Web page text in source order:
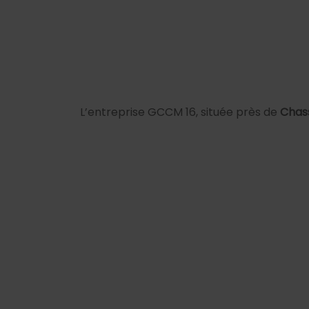
L’entreprise GCCM 16, située près de